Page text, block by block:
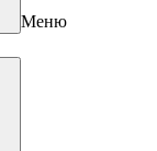
Меню